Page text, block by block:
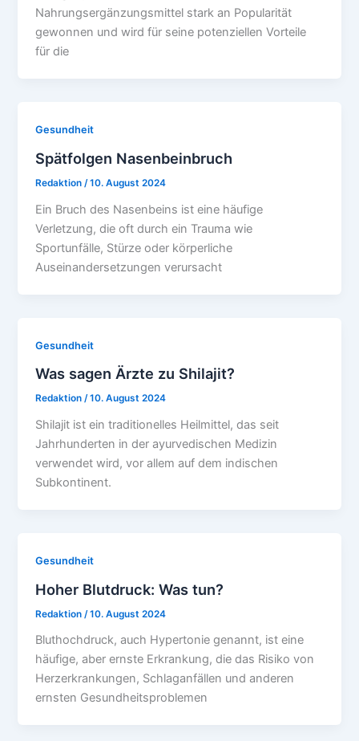
Nahrungsergänzungsmittel stark an Popularität
gewonnen und wird für seine potenziellen Vorteile
für die
Gesundheit
Spätfolgen Nasenbeinbruch
Redaktion /10. August 2024
Ein Bruch des Nasenbeins ist eine häufige
Verletzung, die oft durch ein Trauma wie
Sportunfälle, Stürze oder körperliche
Auseinandersetzungen verursacht
Gesundheit
Was sagen Ärzte zu Shilajit?
Redaktion/10. August 2024
Shilajit ist ein traditionelles Heilmittel, das seit
Jahrhunderten in der ayurvedischen Medizin
verwendet wird, vor allem auf dem indischen
Subkontinent.
Gesundheit
Hoher Blutdruck: Was tun?
Redaktion /10. August 2024
Bluthochdruck, auch Hypertonie genannt, ist eine
häufige, aber ernste Erkrankung, die das Risiko von
Herzerkrankungen, Schlaganfällen und anderen
ernsten Gesundheitsproblemen